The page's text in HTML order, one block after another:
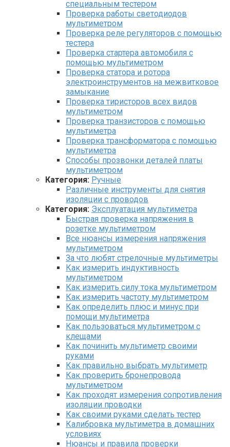
специальным тестером
Проверка работы светодиодов
мультиметром
Проверка реле регуляторов с помощью
тестера
Проверка стартера автомобиля с
помощью мультиметром
Проверка статора и ротора
электроинструментов на межвитковое
замыкание
Проверка тиристоров всех видов
мультиметром
Проверка транзисторов с помощью
мультиметра
Проверка трансформатора с помощью
мультиметра
Способы прозвонки деталей платы
мультиметром
Категория: Ручные
Различные инструменты для снятия
изоляции с проводов
Категория: Эксплуатация мультиметра
Быстрая проверка напряжения в
розетке мультиметром
Все нюансы измерения напряжения
мультиметром
За что любят стрелочные мультиметры
Как измерить индуктивность
мультиметром
Как измерить силу тока мультиметром
Как измерить частоту мультиметром
Как определить плюс и минус при
помощи мультиметра
Как пользоваться мультиметром с
клещами
Как починить мультиметр своими
руками
Как правильно выбрать мультиметр
Как проверить бронепровода
мультиметром
Как проходят измерения сопротивления
изоляции проводки
Как своими руками сделать тестер
Калибровка мультиметра в домашних
условиях
Нюансы и правила проверки